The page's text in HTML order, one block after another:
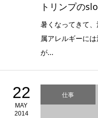
トリンプの
暑くなってきて
属アレルギーに
が...
22
MAY
2014
仕事